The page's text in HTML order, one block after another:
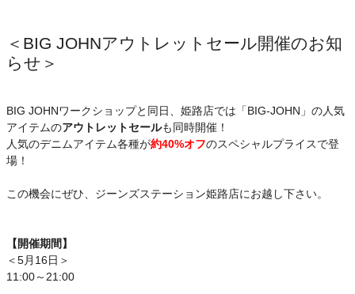
＜BIG JOHNアウトレットセール開催のお知
らせ＞
BIG JOHNワークショップと同日、姫路店では「BIG-JOHN」の人気
アイテムのアウトレットセールも同時開催！
人気のデニムアイテム各種が約40%オフのスペシャルプライスで登
場！
この機会にぜひ、ジーンズステーション姫路店にお越し下さい。
【開催期間】
＜5月16日＞
11:00～21:00